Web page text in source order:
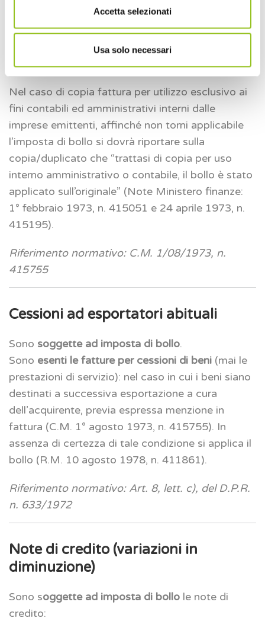
Accetta selezionati
Usa solo necessari
anche la copia conforme;
se soggetta ad imposta di bollo(in quanto la
fattura originale è esclusa da IVA) sarà
soggetta anche la copia.
Nel caso di copia fattura per utilizzo esclusivo ai
fini contabili ed amministrativi interni dalle
imprese emittenti, affinché non torni applicabile
l’imposta di bollo si dovrà riportare sulla
copia/duplicato che “trattasi di copia per uso
interno amministrativo o contabile, il bollo è stato
applicato sull’originale” (Note Ministero finanze:
1° febbraio 1973, n. 415051 e 24 aprile 1973, n.
415195).
Riferimento normativo: C.M. 1/08/1973, n.
415755
Cessioni ad esportatori abituali
Sono soggette ad imposta di bollo.
Sono esenti le fatture per cessioni di beni (mai le
prestazioni di servizio): nel caso in cui i beni siano
destinati a successiva esportazione a cura
dell’acquirente, previa espressa menzione in
fattura (C.M. 1° agosto 1973, n. 415755). In
assenza di certezza di tale condizione si applica il
bollo (R.M. 10 agosto 1978, n. 411861).
Riferimento normativo: Art. 8, lett. c), del D.P.R.
n. 633/1972
Note di credito (variazioni in
diminuzione)
Sono soggette ad imposta di bollo le note di
credito: